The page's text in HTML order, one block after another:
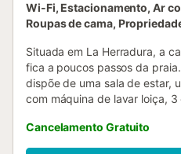
Wi-Fi, Estacionamento, Ar
Roupas de cama,
Situada em La Herradura, a
fica a poucos passos da
dispõe de uma sala de estar,
com máquina de lavar loiça,
adicionais encontram-se Wi-Fi
videochamadas), ar
Cancelamento Gratuito